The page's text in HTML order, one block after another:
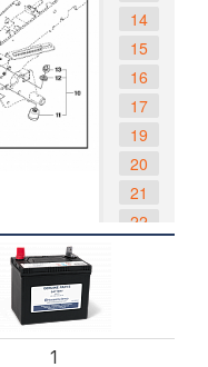
14
15
16
17
19
20
21
22
26
1